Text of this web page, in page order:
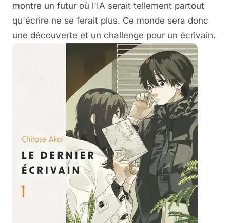
montre un futur où l'IA serait tellement partout
qu'écrire ne se ferait plus. Ce monde sera donc
une découverte et un challenge pour un écrivain.